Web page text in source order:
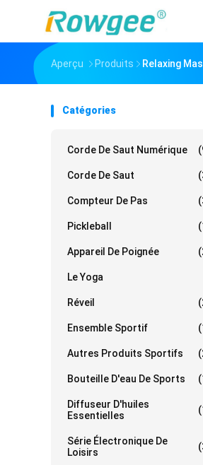
Aperçu Produits Relaxing
Catégories
Corde De Saut Numérique
Corde De Saut
Compteur De Pas
Pickleball
Appareil De Poignée
Le Yoga
Réveil
Ensemble Sportif
Autres Produits Sportifs
Bouteille D'eau De Sports
Diffuseur D'huiles
Essentielles
Série Électronique De
Loisirs